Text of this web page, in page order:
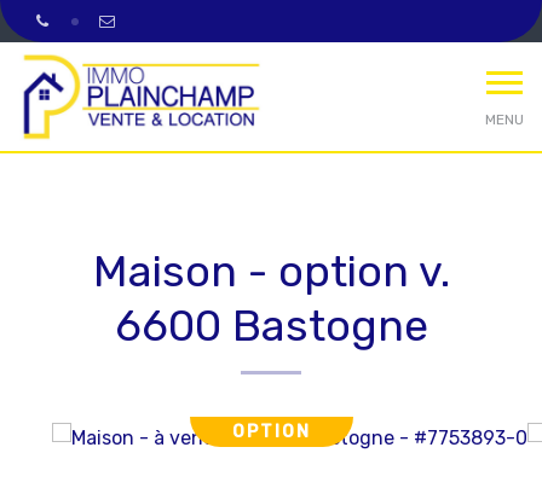
MENU
Maison - option v.
6600 Bastogne
OPTION